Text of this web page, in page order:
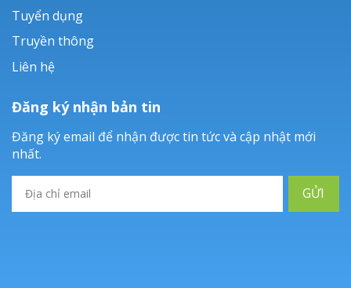
Tuyển dụng
Truyền thông
Liên hệ
Đăng ký nhận bản tin
Đăng ký email để nhận được tin tức và cập nhật mới
nhất.
GỬI